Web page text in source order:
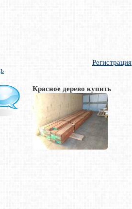
Регистрация
Красное дерево купить